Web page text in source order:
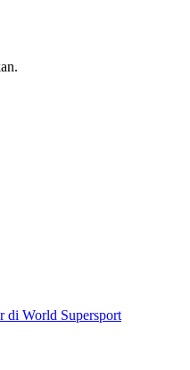
di World Supersport